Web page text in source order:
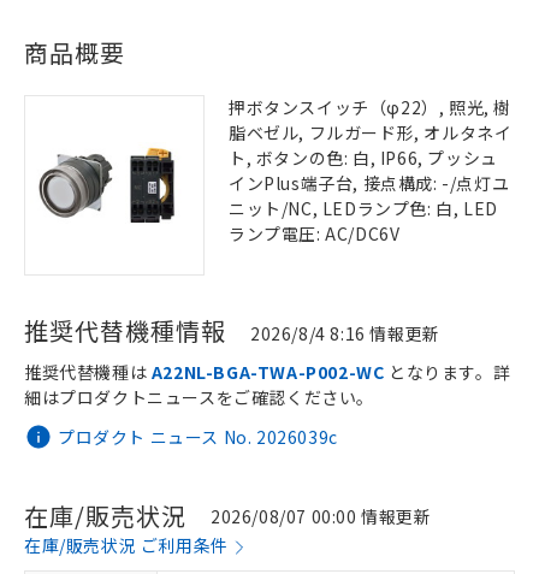
商品概要
押ボタンスイッチ（φ22）, 照光, 樹
脂ベゼル, フルガード形, オルタネイ
ト, ボタンの色: 白, IP66, プッシュ
インPlus端子台, 接点構成: -/点灯ユ
ニット/NC, LEDランプ色: 白, LED
ランプ電圧: AC/DC6V
推奨代替機種情報 2026/8/4 8:16 情報更新
プロダクト ニュース No. 2026039c
推奨代替機種は A22NL-BGA-TWA-P002-WC となります。詳
細はプロダクトニュースをご確認ください。
在庫/販売状況
2026/08/07 00:00 情報更新
在庫/販売状況 ご利用条件